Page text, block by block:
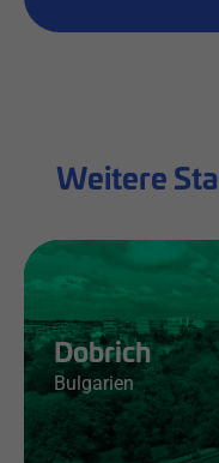
Weitere
Dobrich
Bulgarien